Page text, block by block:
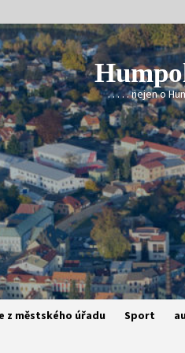
. . . . . nejen o
z městského úřadu Sport